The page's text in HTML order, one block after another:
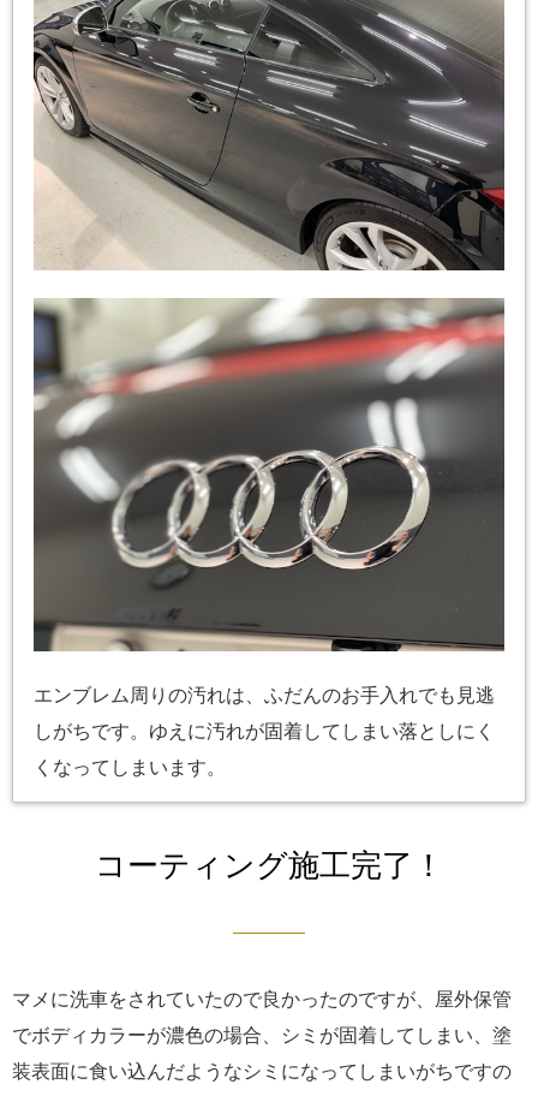
エンブレム周りの汚れは、ふだんのお手入れでも見逃
しがちです。ゆえに汚れが固着してしまい落としにく
くなってしまいます。
コーティング施工完了！
マメに洗車をされていたので良かったのですが、屋外保管
でボディカラーが濃色の場合、シミが固着してしまい、塗
装表面に食い込んだようなシミになってしまいがちですの